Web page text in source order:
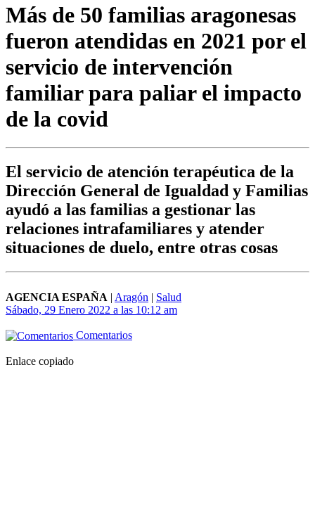
Más de 50 familias aragonesas
fueron atendidas en 2021 por el
servicio de intervención
familiar para paliar el impacto
de la covid
El servicio de atención terapéutica de la
Dirección General de Igualdad y Familias
ayudó a las familias a gestionar las
relaciones intrafamiliares y atender
situaciones de duelo, entre otras cosas
AGENCIA ESPAÑA | Aragón | Salud
Sábado, 29 Enero 2022 a las 10:12 am
Comentarios
Enlace copiado